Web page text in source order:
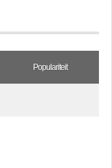
Populariteit